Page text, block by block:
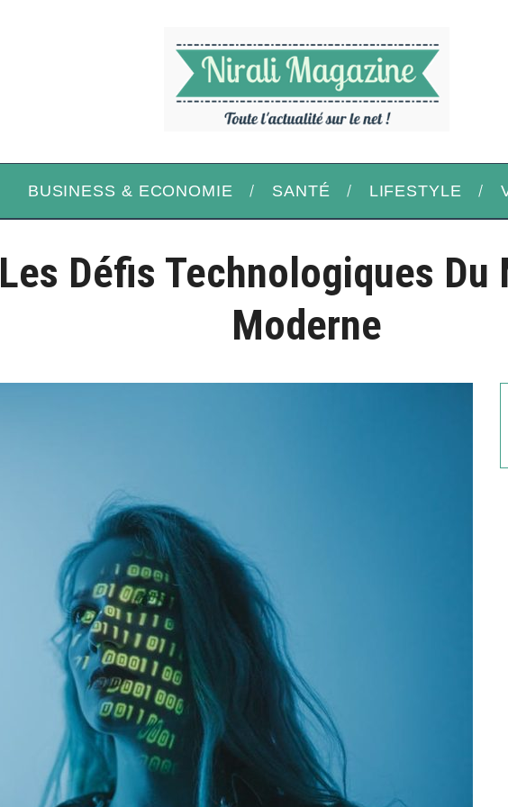
BUSINESS & ECONOMIE SANTÉ LIFESTYLE
Les Défis Technologiques Du
Moderne